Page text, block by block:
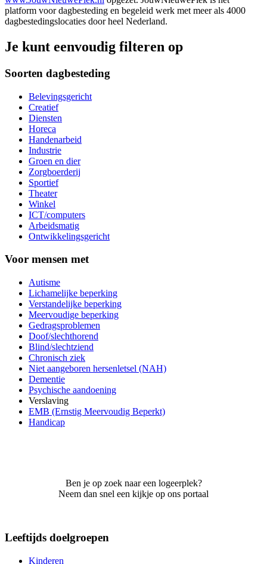
platform voor dagbesteding en begeleid werk met meer als 4000
dagbestedingslocaties door heel Nederland.
Je kunt eenvoudig filteren op
Soorten dagbesteding
Belevingsgericht
Creatief
Diensten
Horeca
Handenarbeid
Industrie
Groen en dier
Zorgboerderij
Sportief
Theater
Winkel
ICT/computers
Arbeidsmatig
Ontwikkelingsgericht
Voor mensen met
Autisme
Lichamelijke beperking
Verstandelijke beperking
Meervoudige beperking
Gedragsproblemen
Doof/slechthorend
Blind/slechtziend
Chronisch ziek
Niet aangeboren hersenletsel (NAH)
Dementie
Psychische aandoening
Verslaving
EMB (Ernstig Meervoudig Beperkt)
Handicap
Ben je op zoek naar een logeerplek?
Neem dan snel een kijkje op ons portaal
Leeftijds doelgroepen
Kinderen